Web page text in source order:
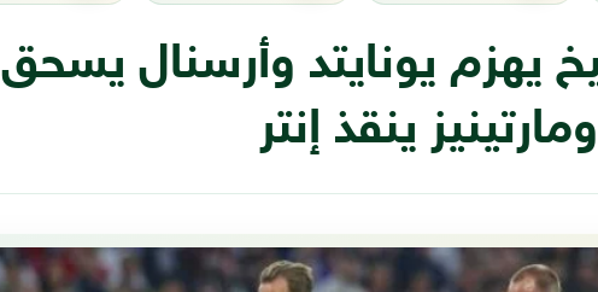
يهزم يونايتد وأرسنال يسحق
ينقذ إنتر